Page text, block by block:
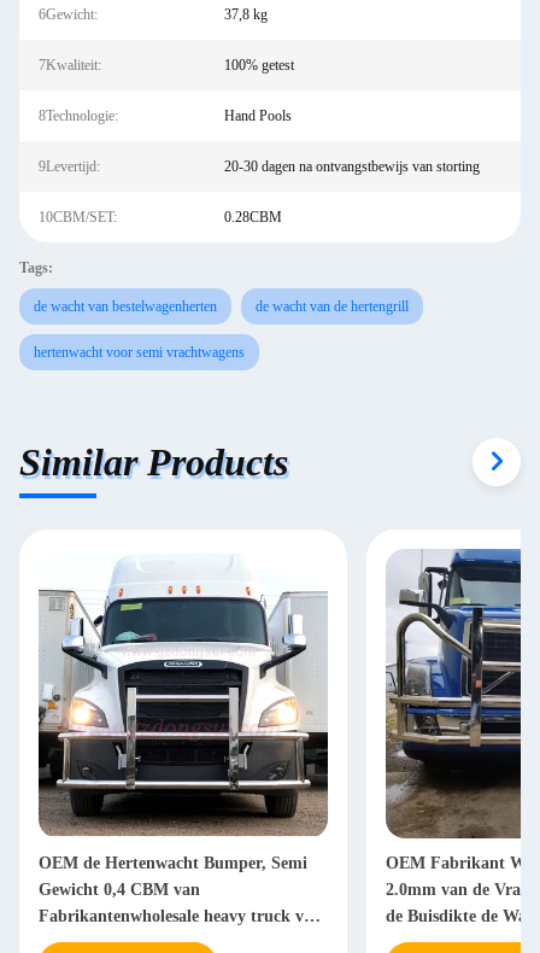
6Gewicht: 37,8 kg
7Kwaliteit: 100% getest
8Technologie: Hand Pools
9Levertijd: 20-30 dagen na ontvangstbewijs van storting
10CBM/SET: 0.28CBM
Tags:
de wacht van bestelwagenherten de wacht van de hertengrill
hertenwacht voor semi vrachtwagens
Similar Products
OEM de Hertenwacht Bumper, Semi
Gewicht 0,4 CBM van
Fabrikantenwholesale heavy truck van
de Grillwacht 33.5kg
OEM Fabrikant
2.0mm van de
de Buisdikte de
Guard voor Semi